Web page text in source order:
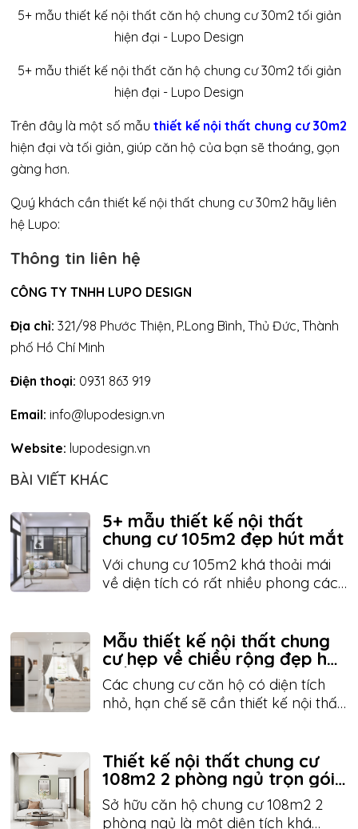
Trên đây là một số mẫuthiết kế nội thất chung cư 30m2
hiện đại và tối giản, giúp căn hộ của bạn sẽ thoáng, gọn
gàng hơn.
Quý khách cần thiết kế nội thất chung cư 30m2 hãy liên
hệ Lupo:
Thông tin liên hệ
CÔNG TY TNHH LUPO DESIGN
Địa chỉ:321/98 Phước Thiện, P.Long Bình, Thủ Đức, Thành
phố Hồ Chí Minh
Điện thoại: 0931 863 919
Email: info@lupodesign.vn
Website: lupodesign.vn
BÀI VIẾT KHÁC
5+ mẫu thiết kế nội thất
chung cư 105m2 đẹp hút mắt
Với chung cư 105m2 khá thoải mái
về diện tích có rất nhiều phong cách
chung cư 105m2 đẹp và cần tìm
đơn vị thiết kế thi công nội thất trọn
gói. Hãy tham khảo bài viết sau đây
nhé để lựa chọn ý tưởng phù hợp.
Mẫu thiết kế nội thất chung
cư hẹp về chiều rộng đẹp hút
mắt
Các chung cư căn hộ có diện tích
nhỏ, hạn chế sẽ cần thiết kế nội thất
ánh sáng. Vì vậy, Lupo Design chia
sẻ một số mẫu thiết kế nội thất
chung cư hẹp về chiều rộng đẹp hút
mắt. Quý khách có thể tham khảo
Thiết kế nội thất chung cư
108m2 2 phòng ngủ trọn gói
đẹp và hiện đại
Sở hữu căn hộ chung cư 108m2 2
phòng ngủ là một diện tích khá